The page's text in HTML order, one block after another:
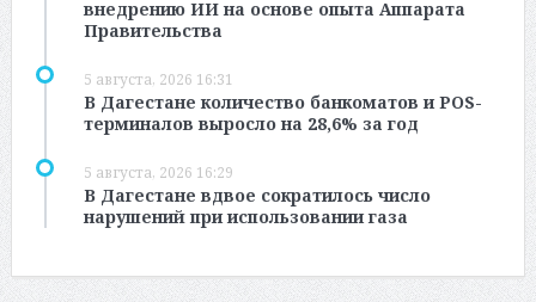
внедрению ИИ на основе опыта Аппарата
Правительства
5 августа, 2026 16:31
В Дагестане количество банкоматов и POS-
терминалов выросло на 28,6% за год
5 августа, 2026 16:29
В Дагестане вдвое сократилось число
нарушений при использовании газа